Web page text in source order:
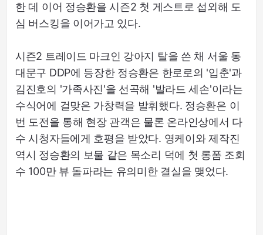
한 데 이어 정승환을 시즌2 첫 게스트로 섭외해 도
심 버스킹을 이어가고 있다.
시즌2 트레이드 마크인 강아지 탈을 쓴 채 서울 동
대문구 DDP에 등장한 정승환은 한로로의 '입춘'과
김진호의 '가족사진'을 선곡해 '발라드 세손'이라는
수식어에 걸맞은 가창력을 발휘했다. 정승환은 이
번 도전을 통해 현장 관객은 물론 온라인상에서 다
수 시청자들에게 호평을 받았다. 영케이와 제작진
역시 정승환의 보물 같은 목소리 덕에 첫 롱폼 조회
수 100만 뷰 돌파라는 유의미한 결실을 맺었다.